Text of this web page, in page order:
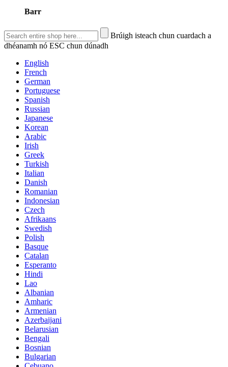
Barr
Brúigh isteach chun cuardach a
dhéanamh nó ESC chun dúnadh
English
French
German
Portuguese
Spanish
Russian
Japanese
Korean
Arabic
Irish
Greek
Turkish
Italian
Danish
Romanian
Indonesian
Czech
Afrikaans
Swedish
Polish
Basque
Catalan
Esperanto
Hindi
Lao
Albanian
Amharic
Armenian
Azerbaijani
Belarusian
Bengali
Bosnian
Bulgarian